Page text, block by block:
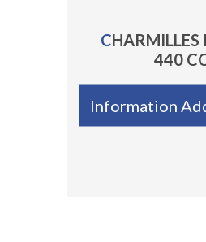
CHARMILLES ROBOFIL
440
Information